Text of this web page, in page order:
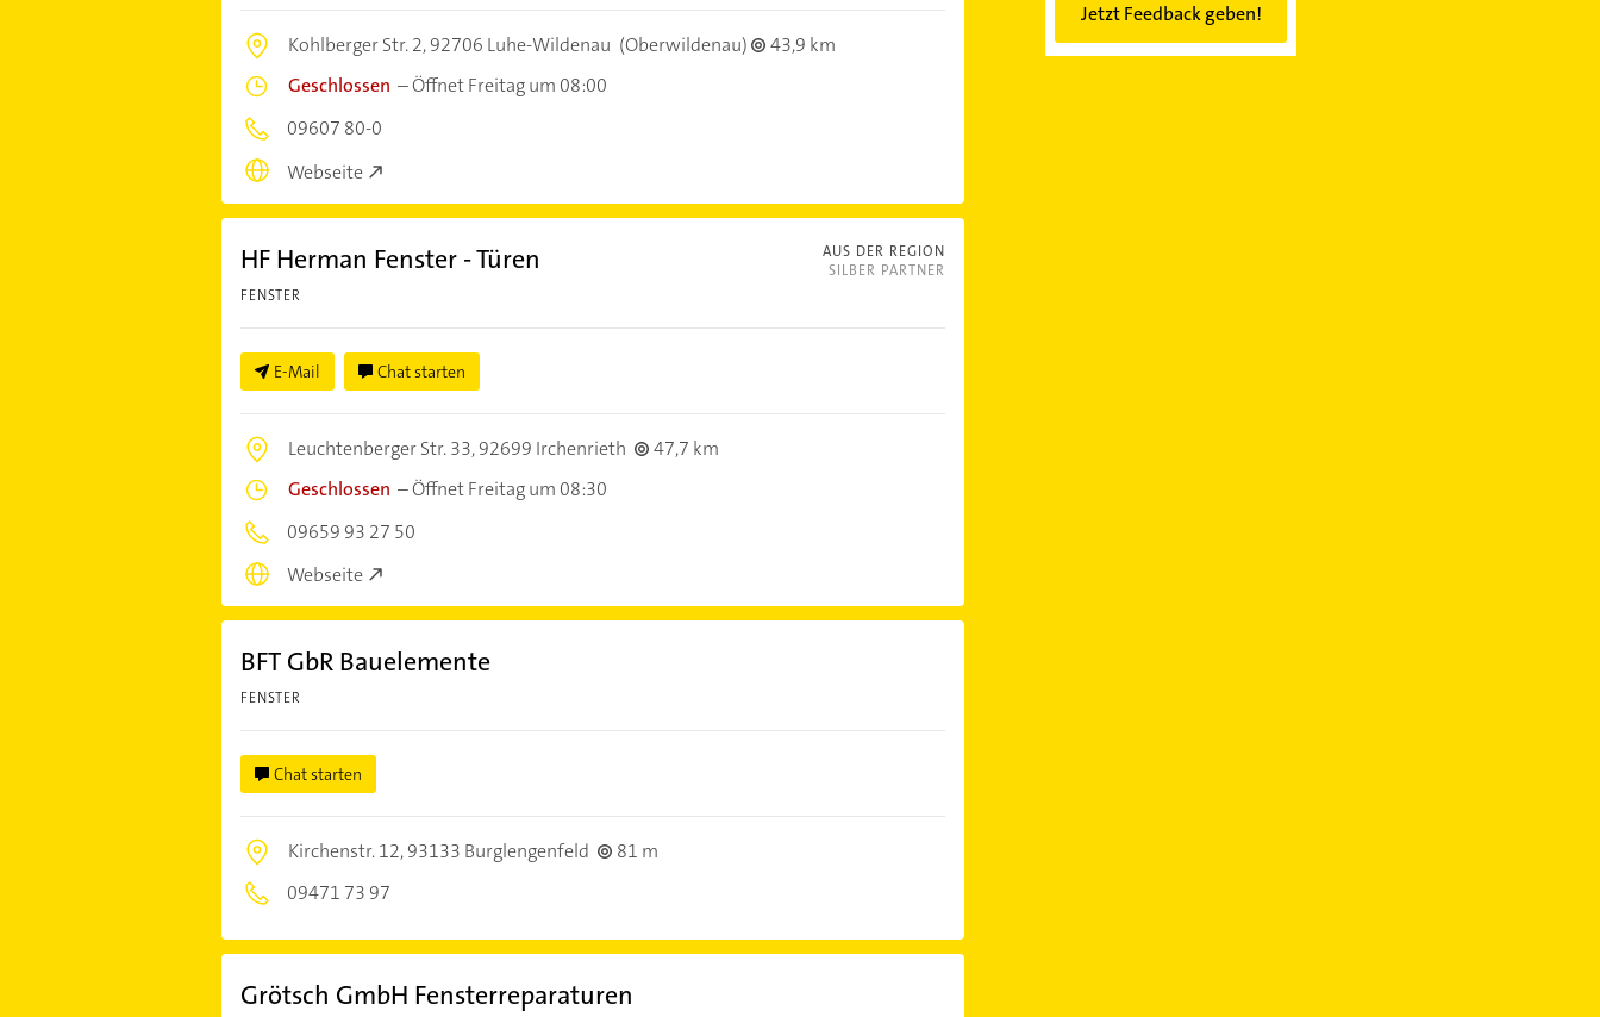
Kohlberger Str. 2,92706 Luhe-Wildenau (Oberwildenau)
43,9 km
Geschlossen –Öffnet Freitag um 08:00
09607 80-0
Webseite
AUS DER REGION
SILBER PARTNER
HF Herman Fenster - Türen
FENSTER
E-Mail Chat starten
Leuchtenberger Str. 33,92699 Irchenrieth
47,7 km
Geschlossen –Öffnet Freitag um 08:30
09659 93 27 50
Webseite
BFT GbR Bauelemente
FENSTER
Chat starten
Kirchenstr. 12,93133 Burglengenfeld
81 m
09471 73 97
Grötsch GmbH Fensterreparaturen
Jetzt Feedback geben!